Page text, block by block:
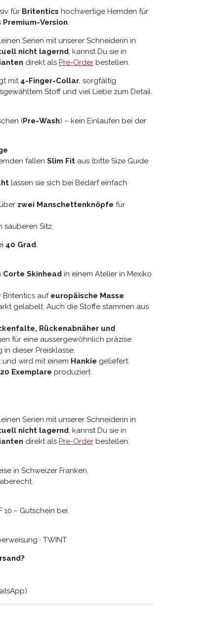
für Britentics hochwertige Hemden für
Premium-Version
Serien mit unserer Schneiderin in
nicht lagernd , kannst Du sie in
direkt als Pre-Order bestellen.
mit 4-Finger-Collar , sorgfältig
Stoff und viel Liebe zum Detail.
(Pre-Wash) – kein Einlaufen bei der
fallen Slim Fit aus (bitte Size Guide
lassen sie sich bei Bedarf einfach
zwei Manschettenknöpfe für
Sitz.
40 Grad
Corte Skinhead in einem Atelier in Mexiko
Britentics auf europäische Masse
gelabelt. Auch die Stoffe stammen aus
Rückenabnäher und
für eine aussergewöhnlich präzise
dieser Preisklasse.
wird mit einem Hankie geliefert.
Exemplare produziert.
Serien mit unserer Schneiderin in
nicht lagernd , kannst Du sie in
direkt als Pre-Order bestellen.
in Schweizer Franken.
Gutschein bei.
· TWINT